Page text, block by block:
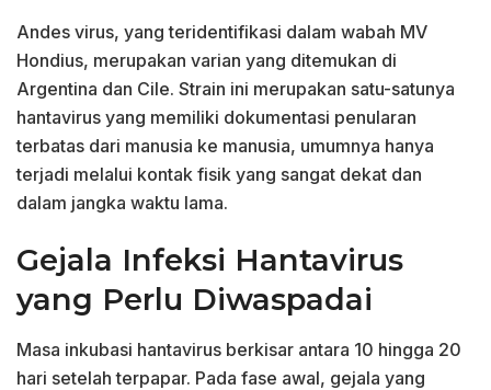
Andes virus, yang teridentifikasi dalam wabah MV
Hondius, merupakan varian yang ditemukan di
Argentina dan Cile. Strain ini merupakan satu-satunya
hantavirus yang memiliki dokumentasi penularan
terbatas dari manusia ke manusia, umumnya hanya
terjadi melalui kontak fisik yang sangat dekat dan
dalam jangka waktu lama.
Gejala Infeksi Hantavirus
yang Perlu Diwaspadai
Masa inkubasi hantavirus berkisar antara 10 hingga 20
hari setelah terpapar. Pada fase awal, gejala yang